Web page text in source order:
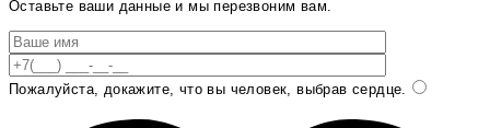
Оставьте ваши данные и мы перезвоним вам.
Пожалуйста, докажите, что вы человек, выбрав сердце.